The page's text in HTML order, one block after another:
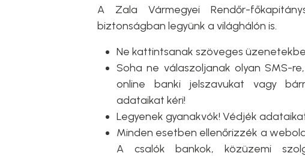
A Zala Vármegyei Rendőr-
biztonságban legyünk a világhálón is.
Ne kattintsanak szöveges
Soha ne válaszoljanak olyan SMS-
online banki jelszavukat vagy
adataikat kéri!
Legyenek gyanakvók! Védjék
Minden esetben ellenőrizzék a
A csalók bankok, közüzemi